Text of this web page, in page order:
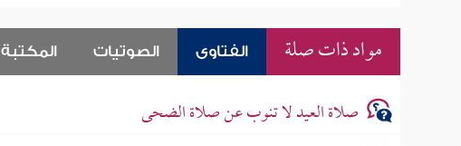
مواد ذات صلة الفتاوى الصوتيات المكتبة
صلاة العيد لا تنوب عن صلاة الضحى